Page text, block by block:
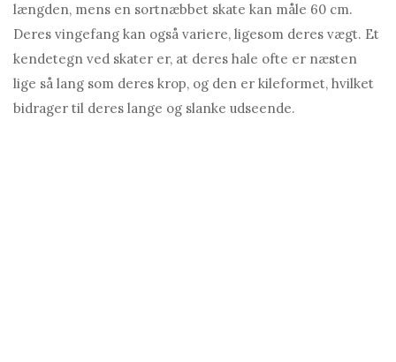
længden, mens en sortnæbbet skate kan måle 60 cm.
Deres vingefang kan også variere, ligesom deres vægt. Et
kendetegn ved skater er, at deres hale ofte er næsten
lige så lang som deres krop, og den er kileformet, hvilket
bidrager til deres lange og slanke udseende.